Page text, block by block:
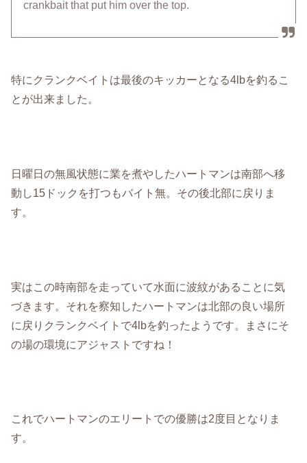
crankbait that put him over the top.
特にクランクベイトは最後のキッカーとなる4lbを釣るこ
とが出来ました。
日曜日の無風状態に業を煮やしたハートマンは南部へ移
動し15ドックを打つもバイト無。その後北部に戻りま
す。
実はこの時南部を走っていて水面に波紋があることに気
づきます。それを察知したハートマンは北部の良い場所
に戻りクランクベイトで4lbを釣ったようです。まさにそ
の場の環境にアジャストですね！
これでハートマンのエリートでの優勝は2度目となりま
す。